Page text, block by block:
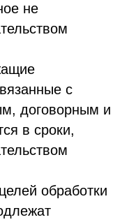
не
с
договорным и
в сроки,
обработки